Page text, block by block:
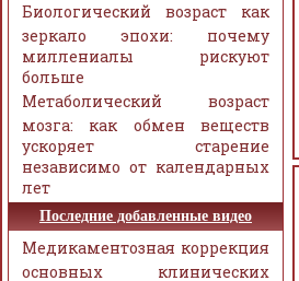
Биологический возраст как
зеркало эпохи: почему
миллениалы рискуют
больше
Метаболический возраст
мозга: как обмен веществ
ускоряет старение
независимо от календарных
лет
Последние добавленные видео
Медикаментозная коррекция
основных клинических